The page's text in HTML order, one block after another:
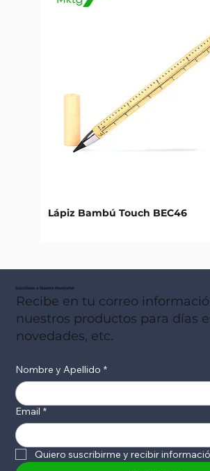
Lápiz Bambú Touch BEC46
Suscribete a Nuestro Newsletter
Recibe en tu correo
nuestros productos para días
novedades, etc.
Nombre y Apellido *
Email *
Quiero suscribirme y recibir